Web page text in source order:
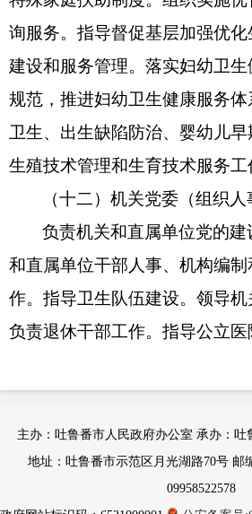
询服务。指导督促基层加强优
建设和服务管理。落实妇幼卫
规范，推进妇幼卫生健康服务
卫生、出生缺陷防治、婴幼儿
生殖技术管理和生育技术服务工
（十二）机关党委（组织人
负责机关和直属单位党的
和直属单位干部人事、机构编
作。指导卫生队伍建设。领导机
负责退休干部工作。指导公立医
主办：吐鲁番市人民政府办公室 承办：
地址：吐鲁番市示范区月光湖路70号 邮
09958522578